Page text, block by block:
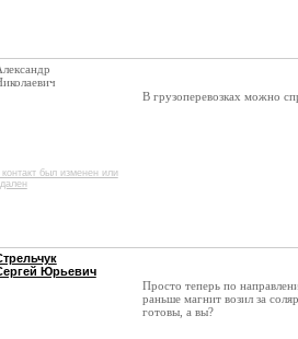
был изменен или
В грузоперевозках можно
Юрьевич
Просто теперь по
раньше магнит возил за
готовы, а вы?